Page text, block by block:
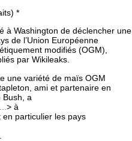
*
à Washington de déclencher une
de l’Union Européenne
modifiés (OGM),
par Wikileaks.
une variété de maïs OGM
ami et partenaire en
Bush, a
> à
en particulier les pays